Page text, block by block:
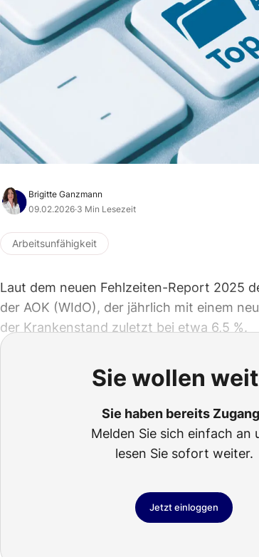
Brigitte Ganzmann
09.02.2026·3 Min Lesezeit
Arbeitsunfähigkeit
Laut dem neuen Fehlzeiten-Report 2025
der AOK (WIdO), der jährlich mit einem
der Krankenstand zuletzt bei etwa 6,5 %.
Sie wollen
Sie haben bereits
Melden Sie sich einfach an
lesen Sie sofort weiter.
Jetzt einloggen